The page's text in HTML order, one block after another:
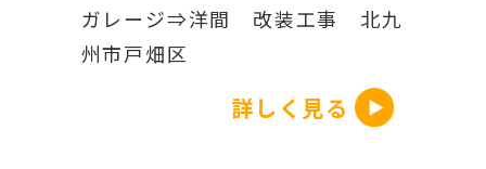
ガレージ⇒洋間 改装工事 北九
州市戸畑区
詳しく見る